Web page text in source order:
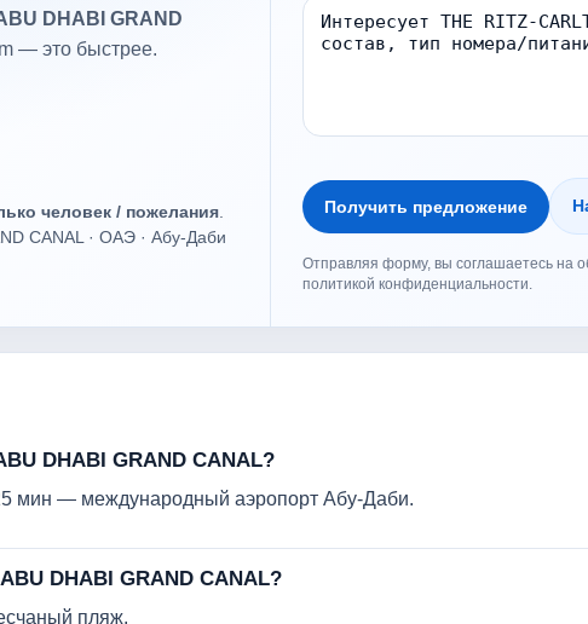
DHABI GRAND
— это быстрее.
человек / пожелания
CANAL · ОАЭ · Абу-Даби
Получить предложение
Отправляя форму, вы соглашаетесь на
политикой конфиденциальности.
DHABI GRAND CANAL?
мин — международный аэропорт Абу-Даби.
DHABI GRAND CANAL?
пляж.